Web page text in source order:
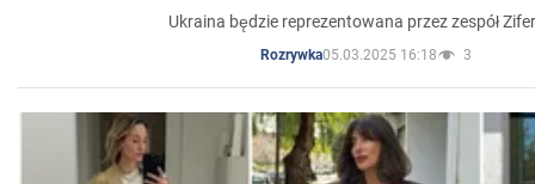
Ukraina będzie reprezentowana przez zespół
Rozrywka05.03.2025 16:18 3